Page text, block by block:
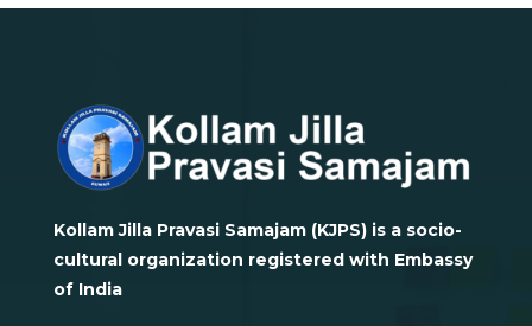
Kollam Jilla Pravasi Samajam (KJPS) is a socio-
cultural organization registered with Embassy
of India